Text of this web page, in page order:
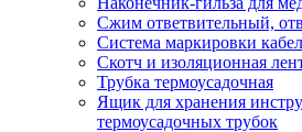
Сжим ответвительный,
Система маркировки
Скотч и изоляционная
Трубка термоусадочная
Ящик для хранения
термоусадочных трубок